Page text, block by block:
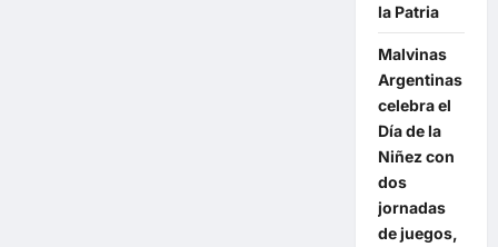
la Patria
Malvinas
Argentinas
celebra el
Día de la
Niñez con
dos
jornadas
de juegos,